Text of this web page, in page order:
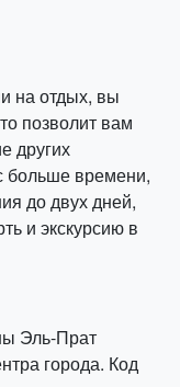
на отдых, вы
позволит вам
других
больше времени,
до двух дней,
и экскурсию в
Эль-Прат
города. Код